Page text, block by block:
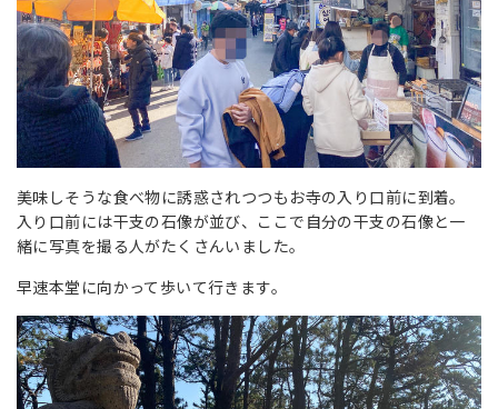
美味しそうな食べ物に誘惑されつつもお寺の入り口前に到着。
入り口前には干支の石像が並び、ここで自分の干支の石像と一
緒に写真を撮る人がたくさんいました。
早速本堂に向かって歩いて行きます。